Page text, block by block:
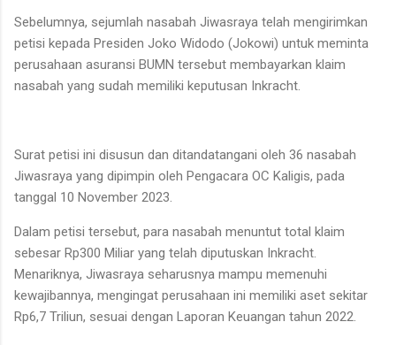
Sebelumnya, sejumlah nasabah Jiwasraya telah mengirimkan
petisi kepada Presiden Joko Widodo (Jokowi) untuk meminta
perusahaan asuransi BUMN tersebut membayarkan klaim
nasabah yang sudah memiliki keputusan Inkracht.
Surat petisi ini disusun dan ditandatangani oleh 36 nasabah
Jiwasraya yang dipimpin oleh Pengacara OC Kaligis, pada
tanggal 10 November 2023.
Dalam petisi tersebut, para nasabah menuntut total klaim
sebesar Rp300 Miliar yang telah diputuskan Inkracht.
Menariknya, Jiwasraya seharusnya mampu memenuhi
kewajibannya, mengingat perusahaan ini memiliki aset sekitar
Rp6,7 Triliun, sesuai dengan Laporan Keuangan tahun 2022.